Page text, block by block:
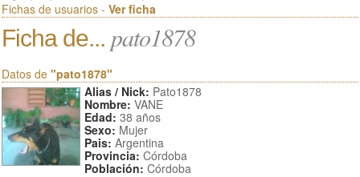
Fichas de usuarios - Ver ficha
Ficha de... pato1878
Datos de "pato1878"
Alias / Nick: Pato1878
Nombre: VANE
Edad: 38 años
Sexo: Mujer
Pais: Argentina
Provincia: Córdoba
Población: Córdoba